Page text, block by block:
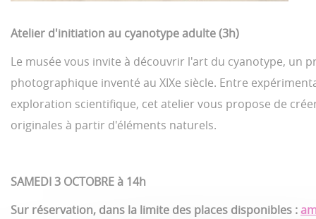
Atelier d'initiation au cyanotype adulte (3h)
Le musée vous invite à découvrir l'art du cyanotype, un
photographique inventé au XIXe siècle. Entre
exploration scientifique, cet atelier vous propose de
originales à partir d'éléments naturels.
SAMEDI 3 OCTOBRE à 14h
Sur réservation, dans la limite des places disponibles :